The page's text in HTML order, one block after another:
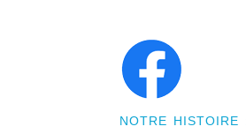
NOTRE HISTOIRE